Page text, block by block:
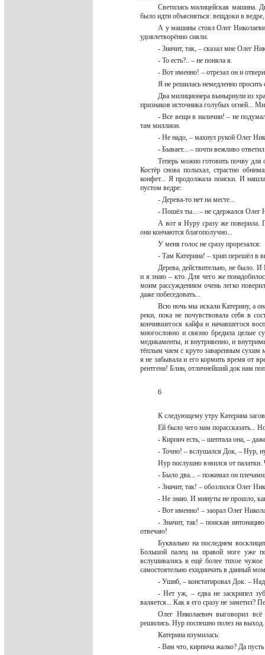
Светилась милицейская машина.
было идти объясняться: вещдоки в
А у машины стоял Олег
удовлетворённо сияли.
- Значит, так, – сказал мне Олег
- То есть?.. – не поняла я.
- Вот именно! – отрезал он и
Я не решилась немедленно
Два милиционера вынырнули из
признаков источника голубых огней...
- Все вещи в наличии! – не
там миллион.
- Не надо, – махнул рукой Олег
- Бывает... – почти вежливо
Теперь можно готовить почву
Костёр снова полыхал, страстно
конфет... Я продолжала поиски. И
пустом ведре:
- Дерева-то нет на месте...
- Пошёл ты... – не сдержался Олег
А вот я Нуру сразу же поверила.
они кончаются благополучно...
У меня голос не сразу прорезался:
- Там Катерина! – хрип перешёл в
Дерева, действительно, не было.
и я знаю – кто. Для чего же
моим рассуждениям очень легко
даже побеседовать...
Всю ночь мы искали Катерину, а
реки, пока не почувствовала себя в
кончившегося кайфа и начавшегося
многословно и связно бредила целые
медикаменты, и внутривенно, и
тёплым чаем с круто заваренным сухим
я не забывала и его кормить время от
рентгена! Блин, отличнейший док нам
6
К следующему утру Катерина
Ей было чего нам порассказать...
- Кирпич есть, – шептала она, –
- Точно! – вслушался Док, – Нур,
Нур послушно взвился от
- Было два... – пожимал он
- Значит, так! – обозлился Олег
- Не знаю. И минуты не прошло,
- Вот именно! – заорал Олег
- Значит, так! – поискав
отвечаю!
Буквально на последнем
Большой палец на правой ноге уже
вслушивались в ещё более тихое
самостоятельно ехидничать в данный
- Ушиб, – констатировал Док. –
- Нет уж, – едва не заскрипел
валяется... Как я его сразу не заметил?
Олег Николаевич выговорил
решились. Нур поспешно полез на
Катерина изумилась:
- Вам что, кирпича жалко? Да